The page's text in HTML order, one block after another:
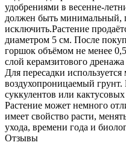
удобрениями в весенне-
должен быть минимальный,
исключить.Растение
диаметром 5 см. После
горшок объёмом не менее
слой керамзитового
Для пересадки
воздухопроницаемый
суккулентов или
Растение может немного
имеет свойство расти,
ухода, времени года и
Отзывы